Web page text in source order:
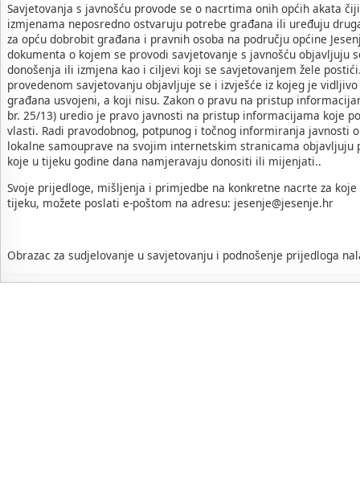
Savjetovanja s javnošću provode se o nacrtima onih općih akata
izmjenama neposredno ostvaruju potrebe građana ili uređuju
za opću dobrobit građana i pravnih osoba na području općine
dokumenta o kojem se provodi savjetovanje s javnošću objavljuju
donošenja ili izmjena kao i ciljevi koji se savjetovanjem žele
provedenom savjetovanju objavljuje se i izvješće iz kojeg je
građana usvojeni, a koji nisu. Zakon o pravu na pristup
br. 25/13) uredio je pravo javnosti na pristup informacijama koje
vlasti. Radi pravodobnog, potpunog i točnog informiranja javnosti
lokalne samouprave na svojim internetskim stranicama objavljuju
koje u tijeku godine dana namjeravaju donositi ili mijenjati..
Svoje prijedloge, mišljenja i primjedbe na konkretne nacrte za
tijeku, možete poslati e-poštom na adresu: jesenje@jesenje.hr
Obrazac za sudjelovanje u savjetovanju i podnošenje prijedloga